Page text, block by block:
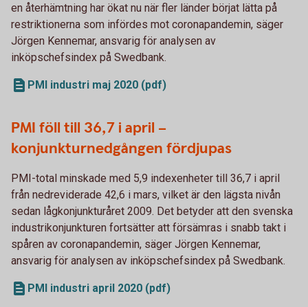
en återhämtning har ökat nu när fler länder börjat lätta på
restriktionerna som infördes mot coronapandemin, säger
Jörgen Kennemar, ansvarig för analysen av
inköpschefsindex på Swedbank.
PMI industri maj 2020 (pdf)
PMI föll till 36,7 i april –
konjunkturnedgången fördjupas
PMI-total minskade med 5,9 indexenheter till 36,7 i april
från nedreviderade 42,6 i mars, vilket är den lägsta nivån
sedan lågkonjunkturåret 2009. Det betyder att den svenska
industrikonjunkturen fortsätter att försämras i snabb takt i
spåren av coronapandemin, säger Jörgen Kennemar,
ansvarig för analysen av inköpschefsindex på Swedbank.
PMI industri april 2020 (pdf)